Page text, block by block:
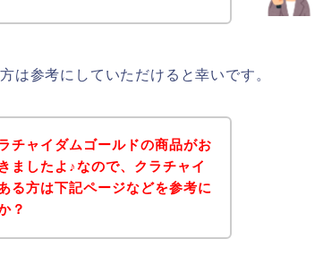
は参考にしていただけると幸いです。
チャイダムゴールドの商品がお
ましたよ♪なので、クラチャイ
る方は下記ページなどを参考に
？